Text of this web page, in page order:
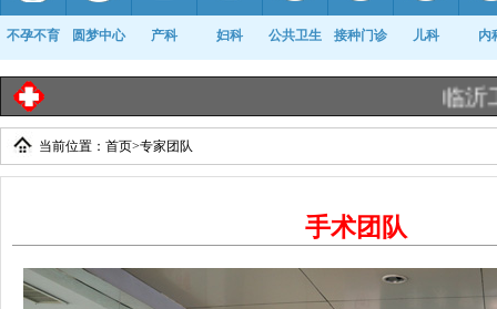
不孕不育 圆梦中心 产科 妇科 公共卫生 接种门诊 儿科 内
康复科
临沂工业
当前位置： 首页>专家团队
手术团队